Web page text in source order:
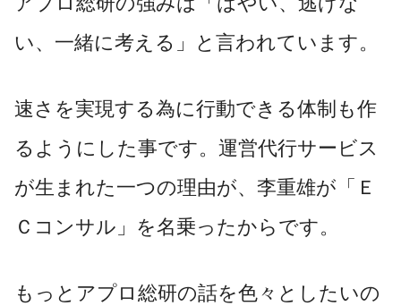
い、一緒に考える」と言われています。
速さを実現する為に行動できる体制も作
るようにした事です。運営代行サービス
が生まれた一つの理由が、李重雄が「Ｅ
Ｃコンサル」を名乗ったからです。
もっとアプロ総研の話を色々としたいの